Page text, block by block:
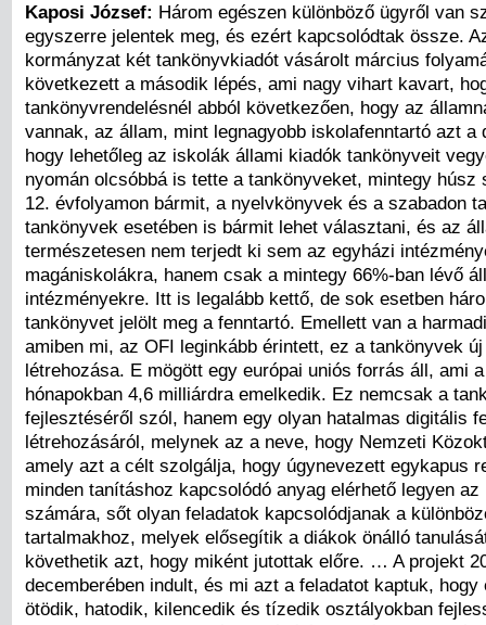
Kaposi József: Három egészen különböző ügyről van
egyszerre jelentek meg, és ezért kapcsolódtak össze.
kormányzat két tankönyvkiadót vásárolt március
következett a második lépés, ami nagy vihart kavart,
tankönyvrendelésnél abból következően, hogy az
vannak, az állam, mint legnagyobb iskolafenntartó azt a
hogy lehetőleg az iskolák állami kiadók tankönyveit
nyomán olcsóbbá is tette a tankönyveket, mintegy húsz
12. évfolyamon bármit, a nyelvkönyvek és a szabadon
tankönyvek esetében is bármit lehet választani, és az
természetesen nem terjedt ki sem az egyházi
magániskolákra, hanem csak a mintegy 66%-ban lévő
intézményekre. Itt is legalább kettő, de sok esetben
tankönyvet jelölt meg a fenntartó. Emellett van a
amiben mi, az OFI leginkább érintett, ez a tankönyvek
létrehozása. E mögött egy európai uniós forrás áll, ami
hónapokban 4,6 milliárdra emelkedik. Ez nemcsak a
fejlesztéséről szól, hanem egy olyan hatalmas digitális
létrehozásáról, melynek az a neve, hogy Nemzeti
amely azt a célt szolgálja, hogy úgynevezett egykapus
minden tanításhoz kapcsolódó anyag elérhető legyen
számára, sőt olyan feladatok kapcsolódjanak a
tartalmakhoz, melyek elősegítik a diákok önálló
követhetik azt, hogy miként jutottak előre. … A projekt
decemberében indult, és mi azt a feladatot kaptuk,
ötödik, hatodik, kilencedik és tízedik osztályokban